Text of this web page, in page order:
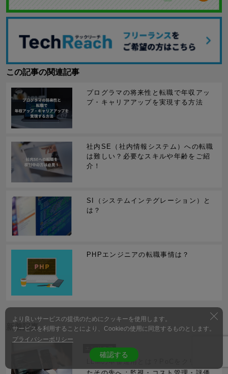
この記事の関連記事
プログラマの将来性と転職で年収アッ
プ・キャリアアップを実現する方法
社内SE（社内情報システム）への転職
は難しい？必要なスキルや年齢をご紹
介！
SI（システムインテグレーション）と
は？
PHPエンジニアの転職事情は？
新着記事
エンジニア
LLMの本番運用とは？PoCをクリアし
より良いサービスの提供のためにクッキーを使用します。
サービスを利用することにより、Cookieの使用に同意するものとします。
プライバシーポリシー
確認する